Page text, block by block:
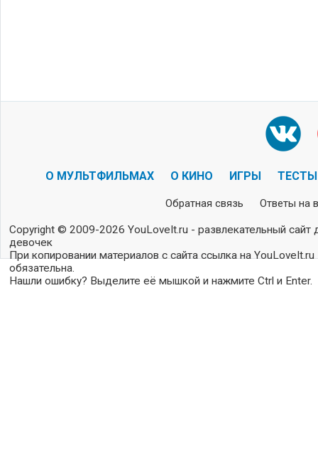
О МУЛЬТФИЛЬМАХ О КИНО ИГРЫ ТЕСТЫ
Обратная связь Ответы на
Copyright © 2009-2026 YouLoveIt.ru - развлекательный сайт
девочек
При копировании материалов с сайта ссылка на YouLoveIt.ru
обязательна.
Нашли ошибку? Выделите её мышкой и нажмите Ctrl и Enter.